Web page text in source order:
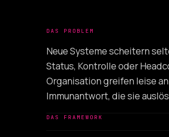
DAS PROBLEM
Neue Systeme scheitern
Status, Kontrolle oder
Organisation greifen leise
Immunantwort, die sie
DAS FRAMEWORK